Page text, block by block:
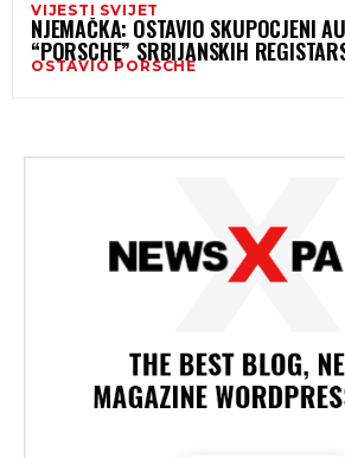
VIJESTI SVIJET
NJEMAČKA: OSTAVIO SKUPOCJENI
“PORSCHE” SRBIJANSKIH
NAKON NESREĆE – POLICIJA TRAGA
OSTAVIO PORSCHE